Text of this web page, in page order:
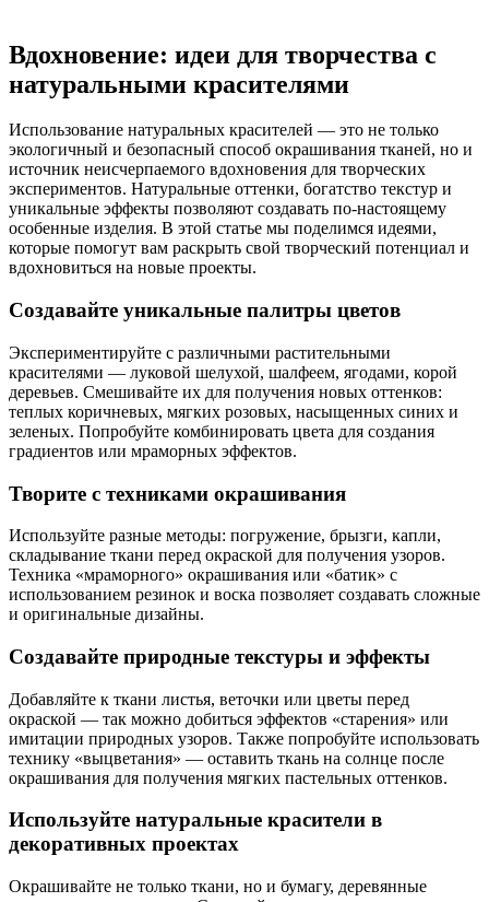
Вдохновение: идеи для творчества с
натуральными красителями
Использование натуральных красителей — это не только
экологичный и безопасный способ окрашивания тканей, но и
источник неисчерпаемого вдохновения для творческих
экспериментов. Натуральные оттенки, богатство текстур и
уникальные эффекты позволяют создавать по-настоящему
особенные изделия. В этой статье мы поделимся идеями,
которые помогут вам раскрыть свой творческий потенциал и
вдохновиться на новые проекты.
Создавайте уникальные палитры цветов
Экспериментируйте с различными растительными
красителями — луковой шелухой, шалфеем, ягодами, корой
деревьев. Смешивайте их для получения новых оттенков:
теплых коричневых, мягких розовых, насыщенных синих и
зеленых. Попробуйте комбинировать цвета для создания
градиентов или мраморных эффектов.
Творите с техниками окрашивания
Используйте разные методы: погружение, брызги, капли,
складывание ткани перед окраской для получения узоров.
Техника «мраморного» окрашивания или «батик» с
использованием резинок и воска позволяет создавать сложные
и оригинальные дизайны.
Создавайте природные текстуры и эффекты
Добавляйте к ткани листья, веточки или цветы перед
окраской — так можно добиться эффектов «старения» или
имитации природных узоров. Также попробуйте использовать
технику «выцветания» — оставить ткань на солнце после
окрашивания для получения мягких пастельных оттенков.
Используйте натуральные красители в
декоративных проектах
Окрашивайте не только ткани, но и бумагу, деревянные